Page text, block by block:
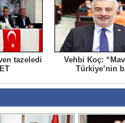
tazeledi
Vehbi Koç:
Türkiye’nin